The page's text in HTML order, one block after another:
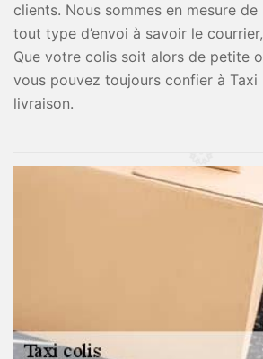
clients. Nous sommes en mesure
tout type d’envoi à savoir le
Que votre colis soit alors de petite
vous pouvez toujours confier à Taxi
livraison.